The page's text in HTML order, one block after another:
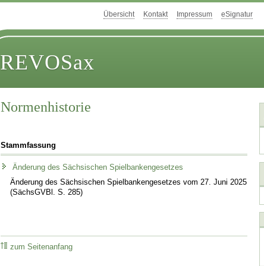
Übersicht Kontakt Impressum eSignatur
REVOSax
Normenhistorie
Stammfassung
Änderung des Sächsischen Spielbankengesetzes
Änderung des Sächsischen Spielbankengesetzes vom 27. Juni 2025
(SächsGVBl. S. 285)
zum Seitenanfang